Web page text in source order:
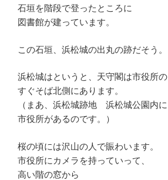
石垣を階段で登ったところに
図書館が建っています。
この石垣、浜松城の出丸の跡だそう。
浜松城はというと、天守閣は市役所の
すぐそば北側にあります。
（まあ、浜松城跡地 浜松城公園内に
市役所があるのです。）
桜の頃には沢山の人で賑わいます。
市役所にカメラを持っていって、
高い階の窓から